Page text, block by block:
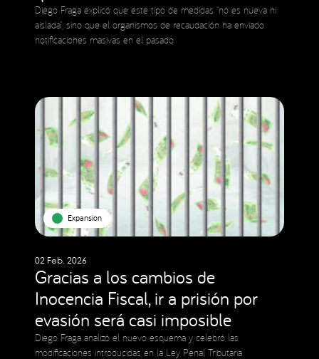
Diego Fraga explicó que este tipo de medidas “no es nueva ni
aislada”, sino que el organismos de recaudación ha enviado
notificaciones masivas en el pasado
Expansion
02 Feb. 2026
Gracias a los cambios de
Inocencia Fiscal, ir a prisión por
evasión será casi imposible
Diego Fraga analizó el nuevo esquema y celebró las
modificaciones introducidas en la Ley Penal Tributaria